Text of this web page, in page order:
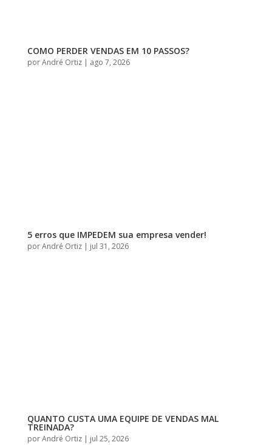
COMO PERDER VENDAS EM 10 PASSOS?
porAndré Ortiz| ago 7, 2026
5 erros que IMPEDEM sua empresa vender!
porAndré Ortiz| jul 31, 2026
QUANTO CUSTA UMA EQUIPE DE VENDAS MAL
TREINADA?
porAndré Ortiz| jul 25, 2026